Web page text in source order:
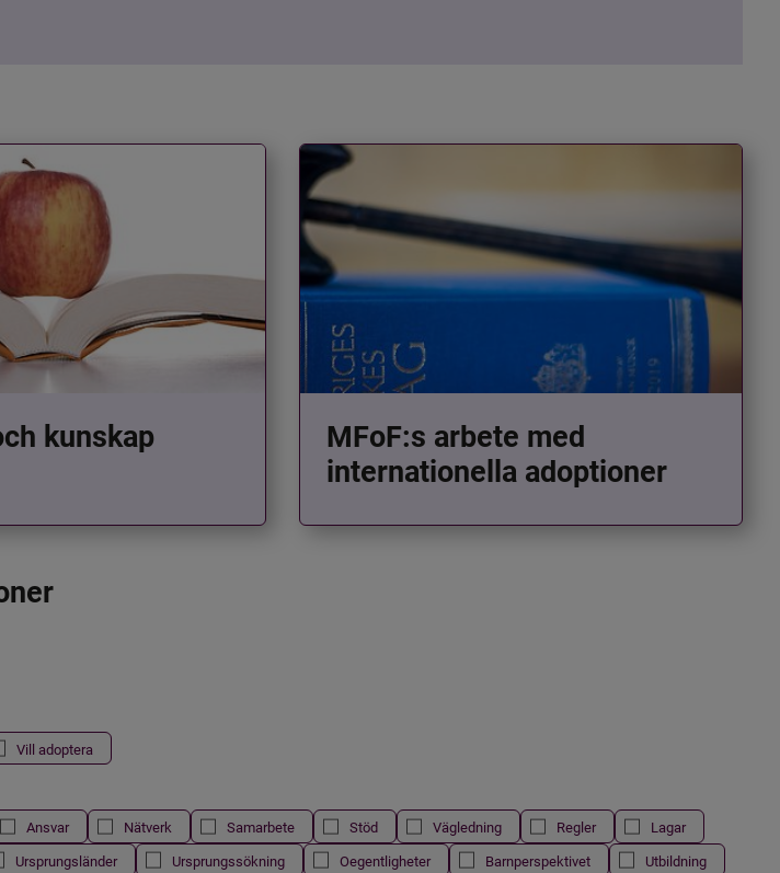
kunskap
MFoF:s arbete med
internationella adoptioner
Vill adoptera
Ansvar Nätverk Samarbete Stöd Vägledning Regler
Lagar
Ursprungsländer Ursprungssökning Oegentligheter Barnperspektivet
Utbildning